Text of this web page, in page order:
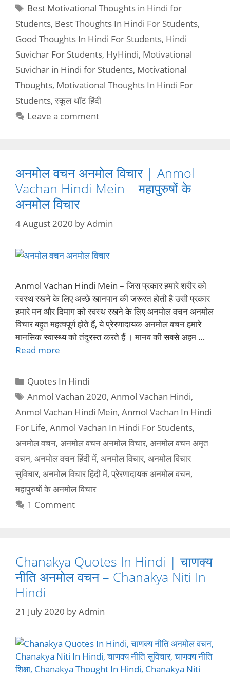
Tags
Best Motivational Thoughts in Hindi for
Students, Best Thoughts In Hindi For Students,
Good Thoughts In Hindi For Students, Hindi
Suvichar For Students, HyHindi, Motivational
Suvichar in Hindi for Students, Motivational
Thoughts, Motivational Thoughts In Hindi For
Students, स्कूल थॉट हिंदी
Leave a comment
अनमोल वचन अनमोल विचार | Anmol
Vachan Hindi Mein – महापुरुषों के
अनमोल विचार
4 August 2020 byAdmin
Anmol Vachan Hindi Mein – जिस प्रकार हमारे शरीर को
स्वस्थ रखने के लिए अच्छे खानपान की जरूरत होती है उसी प्रकार
हमारे मन और दिमाग को स्वस्थ रखने के लिए अनमोल वचन अनमोल
विचार बहुत महत्वपूर्ण होते हैं, ये प्रेरणादायक अनमोल वचन हमारे
मानसिक स्वास्थ्य को तंदुरस्त करते हैं । मानव की सबसे अहम …
Read more
Categories
Quotes In Hindi
Tags
Anmol Vachan 2020,Anmol Vachan Hindi,
Anmol Vachan Hindi Mein, Anmol Vachan In Hindi
For Life, Anmol Vachan In Hindi For Students,
अनमोल वचन, अनमोल वचन अनमोल विचार, अनमोल वचन अमृत
वचन, अनमोल वचन हिंदी में, अनमोल विचार, अनमोल विचार
सुविचार, अनमोल विचार हिंदी में, प्रेरणादायक अनमोल वचन,
महापुरुषों के अनमोल विचार
1 Comment
Chanakya Quotes In Hindi | चाणक्य
नीति अनमोल वचन – Chanakya Niti In
Hindi
21 July 2020 byAdmin